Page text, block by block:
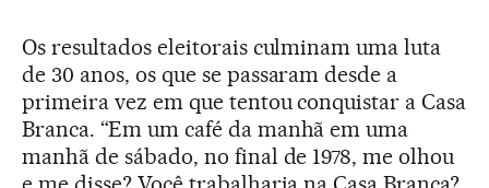
Os resultados eleitorais culminam uma luta
de 30 anos, os que se passaram desde a
primeira vez em que tentou conquistar a Casa
Branca. “Em um café da manhã em uma
manhã de sábado, no final de 1978, me olhou